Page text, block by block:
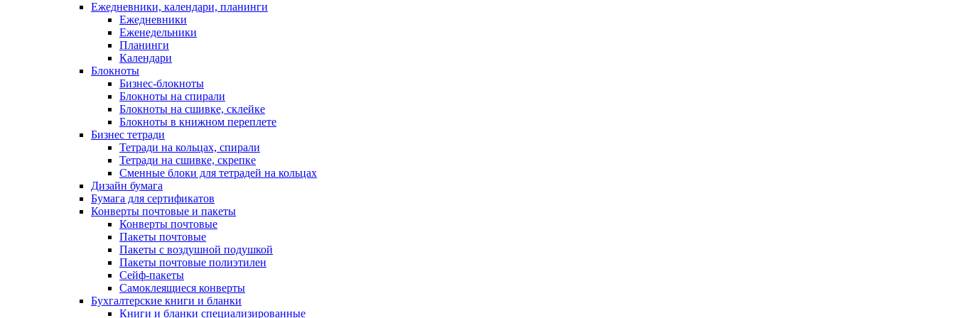
Ежедневники, календари, планинги
Ежедневники
Еженедельники
Планинги
Календари
Блокноты
Бизнес-блокноты
Блокноты на спирали
Блокноты на сшивке, склейке
Блокноты в книжном переплете
Бизнес тетради
Тетради на кольцах, спирали
Тетради на сшивке, скрепке
Сменные блоки для тетрадей на кольцах
Дизайн бумага
Бумага для сертификатов
Конверты почтовые и пакеты
Конверты почтовые
Пакеты почтовые
Пакеты с воздушной подушкой
Пакеты почтовые полиэтилен
Сейф-пакеты
Самоклеящиеся конверты
Бухгалтерские книги и бланки
Книги и бланки специализированные